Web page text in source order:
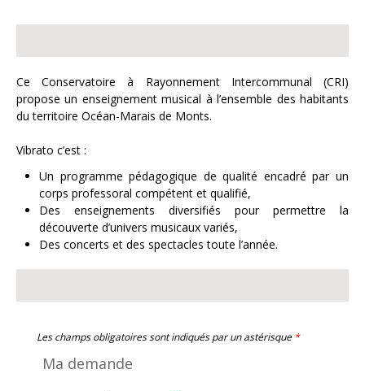
Ce Conservatoire à Rayonnement Intercommunal (CRI)
propose un enseignement musical à l’ensemble des habitants
du territoire Océan-Marais de Monts.
Vibrato c’est :
Un programme pédagogique de qualité encadré par un
corps professoral compétent et qualifié,
Des enseignements diversifiés pour permettre la
découverte d’univers musicaux variés,
Des concerts et des spectacles toute l’année.
Les champs obligatoires sont indiqués par un astérisque *
Ma demande